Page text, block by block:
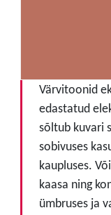
Värvitoonid
edastatud
sõltub kuvari
sobivuses
kaupluses.
kaasa ning
ümbruses ja